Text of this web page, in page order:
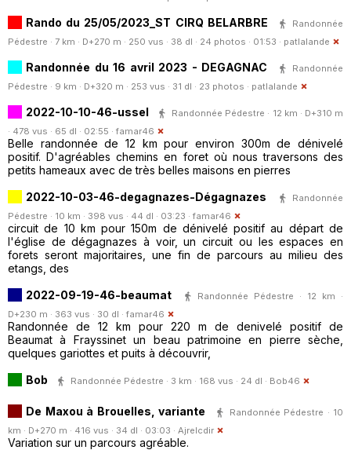
Rando du 25/05/2023_ST CIRQ BELARBRE
Randonnée
Pédestre · 7 km · D+270 m · 250 vus · 38 dl · 24 photos · 01:53 · patlalande
Randonnée du 16 avril 2023 - DEGAGNAC
Randonnée
Pédestre · 9 km · D+320 m · 253 vus · 31 dl · 23 photos · patlalande
2022-10-10-46-ussel
Randonnée Pédestre · 12 km · D+310 m
· 478 vus · 65 dl · 02:55 · famar46
Belle randonnée de 12 km pour environ 300m de dénivelé
positif. D'agréables chemins en foret où nous traversons des
petits hameaux avec de très belles maisons en pierres
2022-10-03-46-degagnazes-Dégagnazes
Randonnée
Pédestre · 10 km · 398 vus · 44 dl · 03:23 · famar46
circuit de 10 km pour 150m de dénivelé positif au départ de
l'église de dégagnazes à voir, un circuit ou les espaces en
forets seront majoritaires, une fin de parcours au milieu des
etangs, des
2022-09-19-46-beaumat
Randonnée Pédestre · 12 km ·
D+230 m · 363 vus · 30 dl · famar46
Randonnée de 12 km pour 220 m de denivelé positif de
Beaumat à Frayssinet un beau patrimoine en pierre sèche,
quelques gariottes et puits à découvrir,
Bob
Randonnée Pédestre · 3 km · 168 vus · 24 dl · Bob46
De Maxou à Brouelles, variante
Randonnée Pédestre · 10
km · D+270 m · 416 vus · 34 dl · 03:03 · Ajrelcdir
Variation sur un parcours agréable.